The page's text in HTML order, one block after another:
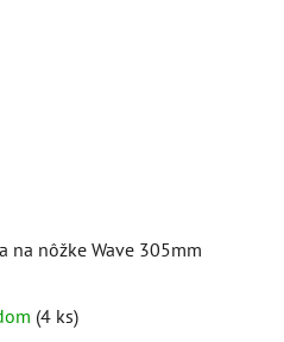
na nôžke Wave 305mm
(4 ks)